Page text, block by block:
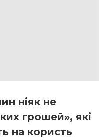
ніяк не
грошей», які
на користь